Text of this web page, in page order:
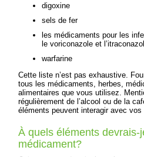
digoxine
sels de fer
les médicaments pour les
le voriconazole et
warfarine
Cette liste n’est pas exhaustive.
tous les médicaments, herbes,
alimentaires que vous utilisez.
régulièrement de l’alcool ou de la
éléments peuvent interagir avec
À quels éléments
médicament?